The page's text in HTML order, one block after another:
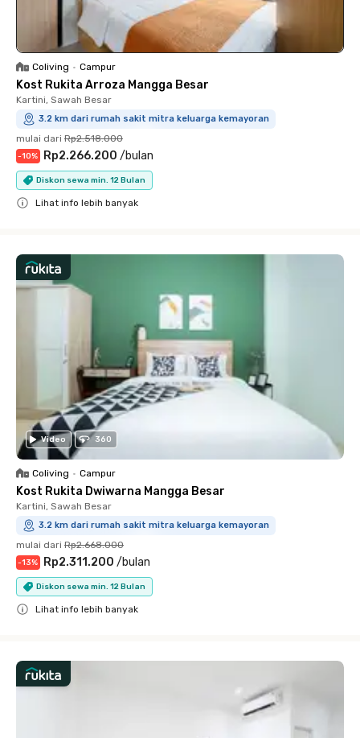
Coliving • Campur
Kost Rukita Arroza Mangga Besar
Kartini, Sawah Besar
3.2 km dari rumah sakit mitra keluarga kemayoran
mulai dari Rp2.518.000
-10% Rp2.266.200 /bulan
Diskon sewa min. 12 Bulan
Lihat info lebih banyak
Video 360
Coliving • Campur
Kost Rukita Dwiwarna Mangga Besar
Kartini, Sawah Besar
3.2 km dari rumah sakit mitra keluarga kemayoran
mulai dari Rp2.668.000
-13% Rp2.311.200 /bulan
Diskon sewa min. 12 Bulan
Lihat info lebih banyak